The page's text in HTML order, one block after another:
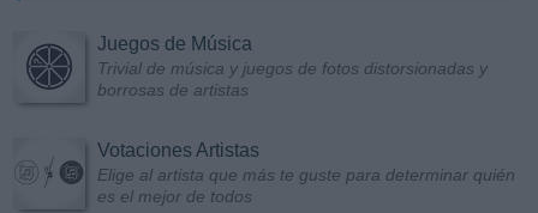
Juegos de Música
Trivial de música y juegos de fotos distorsionadas y
borrosas de artistas
Votaciones Artistas
Elige al artista que más te guste para determinar quién
es el mejor de todos